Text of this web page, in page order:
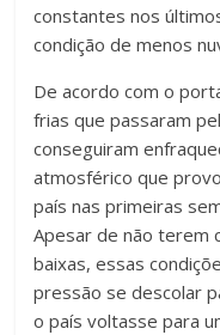
constantes nos
condição de menos
De acordo com o
frias que passaram
conseguiram
atmosférico que
país nas primeiras
Apesar de não terem
baixas, essas
pressão se descolar
o país voltasse para